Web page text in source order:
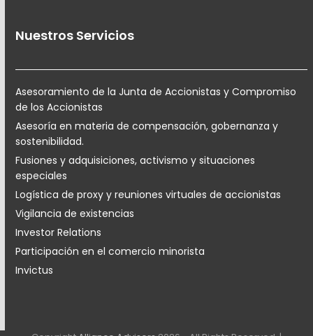
Nuestros Servicios
Asesoramiento de la Junta de Accionistas y Compromiso
de los Accionistas
Asesoría en materia de compensación, gobernanza y
sostenibilidad.
Fusiones y adquisiciones, activismo y situaciones
especiales
Logística de proxy y reuniones virtuales de accionistas
Vigilancia de existencias
Investor Relations
Participación en el comercio minorista
Invictus